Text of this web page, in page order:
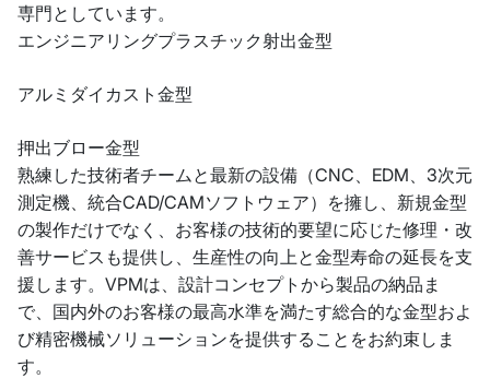
専門としています。
エンジニアリングプラスチック射出金型
アルミダイカスト金型
押出ブロー金型
熟練した技術者チームと最新の設備（CNC、EDM、3次元
測定機、統合CAD/CAMソフトウェア）を擁し、新規金型
の製作だけでなく、お客様の技術的要望に応じた修理・改
善サービスも提供し、生産性の向上と金型寿命の延長を支
援します。VPMは、設計コンセプトから製品の納品ま
で、国内外のお客様の最高水準を満たす総合的な金型およ
び精密機械ソリューションを提供することをお約束しま
す。